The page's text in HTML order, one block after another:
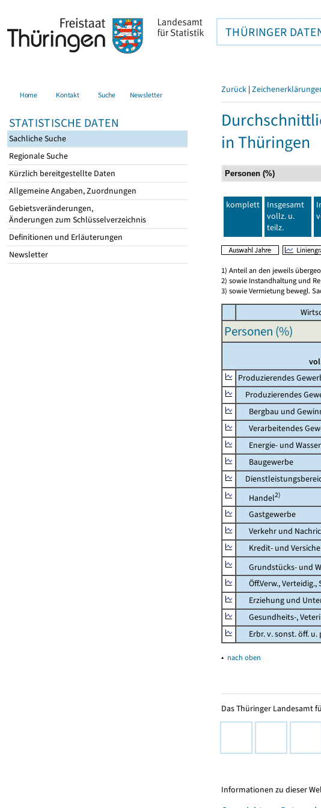
THÜRINGER
Home Kontakt Suche Newsletter
STATISTISCHE DATEN
Sachliche Suche
Regionale Suche
Kürzlich bereitgestellte Daten
Allgemeine Angaben, Zuordnungen
Gebietsveränderungen,
Änderungen zum Schlüsselverzeichnis
Definitionen und Erläuterungen
Newsletter
Zurück |
in Thüringen
komplett
Insgesamt
vollz. u.
teilz.
1) Anteil an den jeweils
2) sowie Instandhaltung und
3) sowie Vermietung bewegl.
Personen (%)
Produzierendes
Produzierendes
Bergbau und
Verarbeitendes
Energie- und
Baugewerbe
Handel2)
Gastgewerbe
Verkehr und
Kredit- und
Grundstücks- und
Öff.Verw., Verteidig.,
Erziehung und
Gesundheits-,
Erbr. v. sonst. öff. u.
▴ nach oben
Das Thüringer Landesamt
Informationen zu dieser